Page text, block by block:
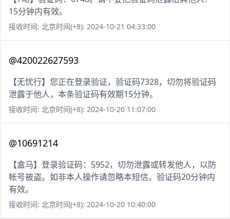
15分钟内有效。
接收时间: 北京时间(+8): 2024-10-21 04:33:00
@420022627593
【无忧行】您正在登录验证，验证码7328，切勿将验证码
泄露于他人，本条验证码有效期15分钟。
接收时间: 北京时间(+8): 2024-10-20 11:07:00
@10691214
【盒马】登录验证码：5952，切勿泄露或转发他人，以防
帐号被盗。如非本人操作请忽略本短信。验证码20分钟内
有效。
接收时间: 北京时间(+8): 2024-10-20 10:40:00